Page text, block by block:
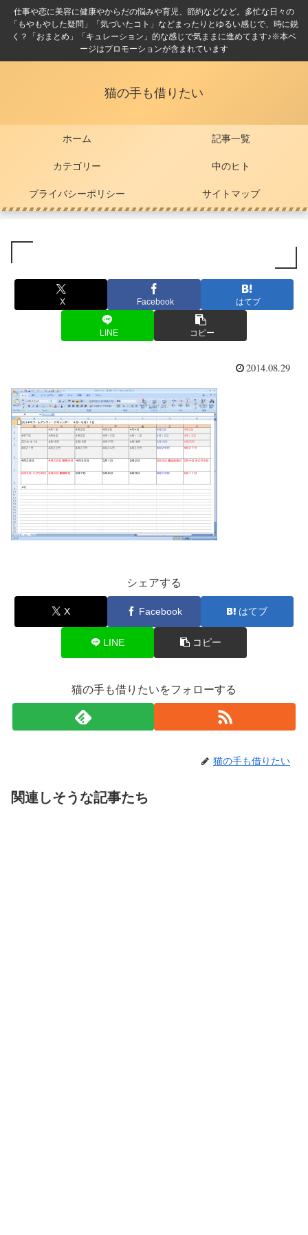
仕事や恋に美容に健康やからだの悩みや育児、節約などなど。多忙な日々の
「もやもやした疑問」「気づいたコト」などまったりとゆるい感じで、時に鋭
く？「おまとめ」「キュレーション」的な感じで気ままに進めてます♪※本ペ
ージはプロモーションが含まれています
猫の手も借りたい
ホーム 記事一覧
カテゴリー 中のヒト
プライバシーポリシー サイトマップ
X Facebook はてブ
LINE コピー
2014.08.29
シェアする
X Facebook はてブ
LINE コピー
猫の手も借りたいをフォローする
猫の手も借りたい
関連しそうな記事たち